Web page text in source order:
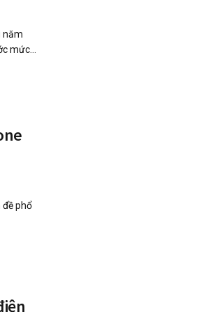
năm
mức...
phổ